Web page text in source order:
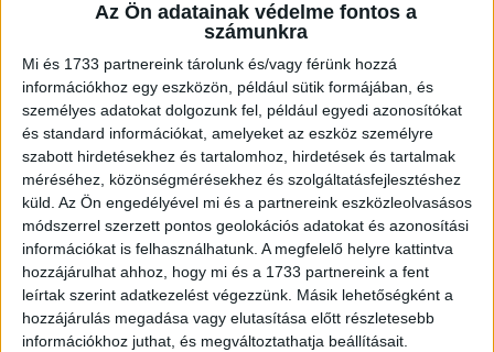
Az Ön adatainak védelme fontos a
számunkra
Mi és 1733 partnereink tárolunk és/vagy férünk hozzá
információkhoz egy eszközön, például sütik formájában, és
személyes adatokat dolgozunk fel, például egyedi azonosítókat
és standard információkat, amelyeket az eszköz személyre
szabott hirdetésekhez és tartalomhoz, hirdetések és tartalmak
méréséhez, közönségmérésekhez és szolgáltatásfejlesztéshez
küld. Az Ön engedélyével mi és a partnereink eszközleolvasásos
módszerrel szerzett pontos geolokációs adatokat és azonosítási
információkat is felhasználhatunk. A megfelelő helyre kattintva
hozzájárulhat ahhoz, hogy mi és a 1733 partnereink a fent
leírtak szerint adatkezelést végezzünk. Másik lehetőségként a
hozzájárulás megadása vagy elutasítása előtt részletesebb
információkhoz juthat, és megváltoztathatja beállításait.
„A brushing scam nem csupán a vásárlói értékelési
rendszerek kijátszásáról szól. Az, hogy valaki célponttá
válik, arra utalhat, hogy a személyes adatai már
megjelentek kiberbűnözői körökben, és a csalók akár egy
komolyabb visszaélést készítenek éppen elő” –
figyelmeztet Csizmazia-Darab István, az ESET
termékeket forgalmazó Sicontact Kft. kiberbiztonsági
szakértője.
Egyes esetekben a csomag egy adathalász oldalra
vezető QR-kódot is tartalmazhat, ami akár egy kártékony
szoftver telepítésére próbál rávenni. Emellett nagyon
fontos következmény, hogy az ilyen csalások